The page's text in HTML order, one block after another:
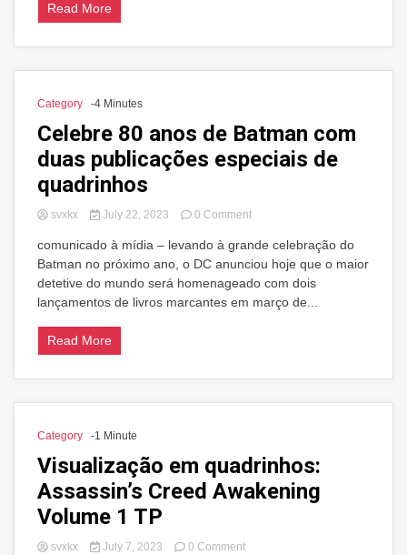
Read More
Category -4 Minutes
Celebre 80 anos de Batman com
duas publicações especiais de
quadrinhos
svxkx July 22, 2023 0 Commenton
80
anos
de
de
comunicado à mídia – levando à grande celebração do
Batman no próximo ano, o DC anunciou hoje que o maior
detetive do mundo será homenageado com dois
lançamentos de livros marcantes em março de...
Read More
Category -1 Minute
Visualização em quadrinhos:
Assassin’s Creed Awakening
Volume 1 TP
svxkx July 7, 2023 0 Commenton